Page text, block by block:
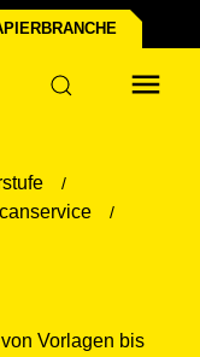
Vorlagen bis